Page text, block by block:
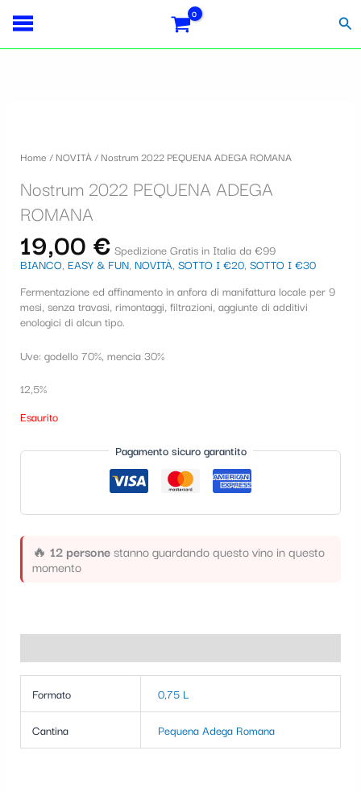
contenuto
Home /NOVITÀ/ Nostrum 2022 PEQUENA ADEGA ROMANA
Nostrum 2022 PEQUENA ADEGA
ROMANA
19,00 € Spedizione Gratis in Italia da €99
BIANCO, EASY & FUN, NOVITÀ, SOTTO I €20, SOTTO I €30
Fermentazione ed affinamento in anfora di manifattura locale per 9
mesi, senza travasi, rimontaggi, filtrazioni, aggiunte di additivi
enologici di alcun tipo.
Uve: godello 70%, mencia 30%
12,5%
Esaurito
Pagamento sicuro garantito
🔥 12 personestanno guardando questo vino in questo
momento
Formato 0,75 L
Cantina Pequena Adega Romana
S
o
n
a
u
n
a
c
e
g
o